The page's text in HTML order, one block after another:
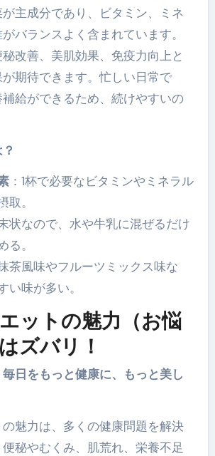
主成分であり、ビタミン、ミネ
バランスよく含まれています。
改善、美肌効果、免疫力向上と
期待できます。忙しい日常で
給ができるため、続けやすいの
：1杯で必要なビタミンやミネラル
取。
状なので、水や牛乳に混ぜるだけ
る。
茶風味やフルーツミックス味な
い味が多い。
ットの魅力（お悩
ズバリ！
日をもっと健康に、もっと美し
魅力は、多くの健康問題を解決
秘やむくみ、肌荒れ、栄養不足